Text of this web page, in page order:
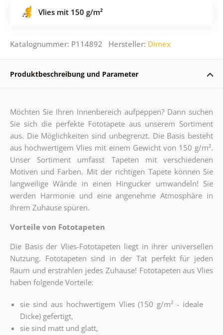
Vlies mit 150 g/m²
Katalognummer: P114892 Hersteller: Dimex
Produktbeschreibung und Parameter
Möchten Sie Ihren Innenbereich aufpeppen? Dann suchen
Sie sich die perfekte Fototapete aus unserem Sortiment
aus. Die Möglichkeiten sind unbegrenzt. Die Basis besteht
aus hochwertigem Vlies mit einem Gewicht von 150 g/m².
Unser Sortiment umfasst Tapeten mit verschiedenen
Motiven und Farben. Mit der richtigen Tapete können Sie
langweilige Wände in einen Hingucker umwandeln! Sie
werden Harmonie und eine angenehme Atmosphäre in
Ihrem Zuhause spüren.
Vorteile von Fototapeten
Die Basis der Vlies-Fototapeten liegt in ihrer universellen
Nutzung. Fototapeten sind in der Tat perfekt für jeden
Raum und erstrahlen jedes Zuhause! Fototapeten aus Vlies
haben folgende Vorteile:
sie sind aus hochwertigem Vlies (150 g/m² - ideale
Dicke) gefertigt,
sie sind matt und glatt,